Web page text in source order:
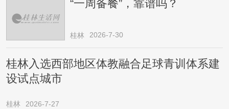
“一周备餐”，靠谱吗？
桂林 2026-7-30
桂林入选西部地区体教融合足球青训体系建
设试点城市
桂林 2026-7-27